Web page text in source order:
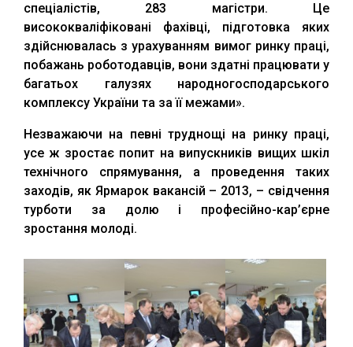
спеціалістів, 283 магістри. Це
висококваліфіковані фахівці, підготовка яких
здійснювалась з урахуванням вимог ринку праці,
побажань роботодавців, вони здатні працювати у
багатьох галузях народногосподарського
комплексу України та за її межами».
Незважаючи на певні труднощі на ринку праці,
усе ж зростає попит на випускників вищих шкіл
технічного спрямування, а проведення таких
заходів, як Ярмарок вакансій – 2013, – свідчення
турботи за долю і професійно-кар’єрне
зростання молоді.